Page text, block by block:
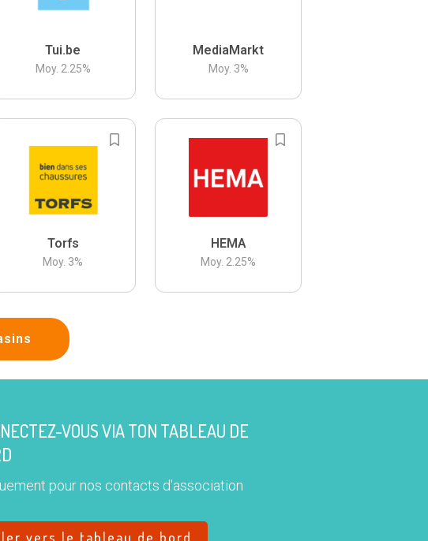
Tui.be
Moy. 2.25%
MediaMarkt
Moy. 3%
Torfs
Moy. 3%
HEMA
Moy. 2.25%
VOUS VIA TON TABLEAU DE
pour nos contacts d'association
vers le tableau de bord